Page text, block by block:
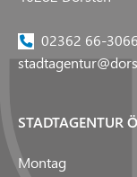
02362 66-3066
STADTAGENTUR
Montag